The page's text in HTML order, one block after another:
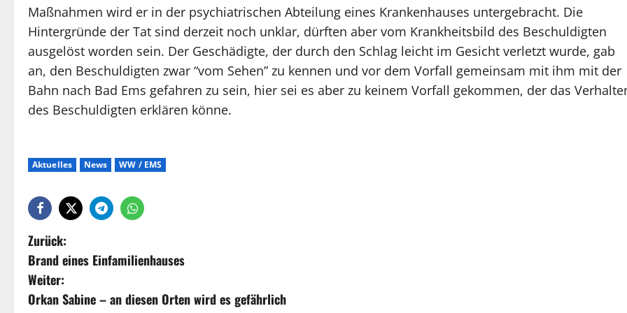
Maßnahmen wird er in der psychiatrischen Abteilung eines Krankenhauses untergebracht. Die
Hintergründe der Tat sind derzeit noch unklar, dürften aber vom Krankheitsbild des Beschuldigten
ausgelöst worden sein. Der Geschädigte, der durch den Schlag leicht im Gesicht verletzt wurde, gab
an, den Beschuldigten zwar “vom Sehen” zu kennen und vor dem Vorfall gemeinsam mit ihm mit der
Bahn nach Bad Ems gefahren zu sein, hier sei es aber zu keinem Vorfall gekommen, der das
des Beschuldigten erklären könne.
Aktuelles News WW / EMS
Zurück:
Brand eines Einfamilienhauses
Weiter:
Orkan Sabine – an diesen Orten wird es gefährlich